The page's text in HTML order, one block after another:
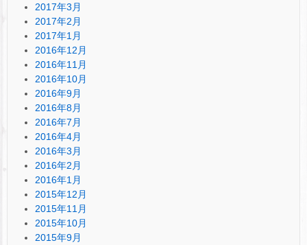
2017年3月
2017年2月
2017年1月
2016年12月
2016年11月
2016年10月
2016年9月
2016年8月
2016年7月
2016年4月
2016年3月
2016年2月
2016年1月
2015年12月
2015年11月
2015年10月
2015年9月